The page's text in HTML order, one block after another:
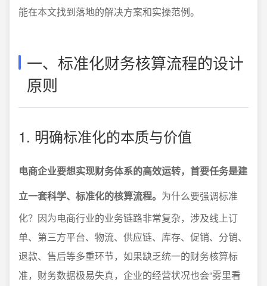
能在本文找到落地的解决方案和实操范例。
一、标准化财务核算流程的设计
原则
1. 明确标准化的本质与价值
电商企业要想实现财务体系的高效运转，首要任务是建
立一套科学、标准化的核算流程。 为什么要强调标准
化？因为电商行业的业务链路非常复杂，涉及线上订
单、第三方平台、物流、供应链、库存、促销、分销、
退款、售后等多重环节，如果缺乏统一的财务核算标
准，财务数据极易失真，企业的经营状况也会“雾里看